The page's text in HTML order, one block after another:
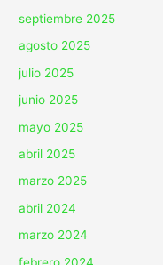
septiembre 2025
agosto 2025
julio 2025
junio 2025
mayo 2025
abril 2025
marzo 2025
abril 2024
marzo 2024
febrero 2024